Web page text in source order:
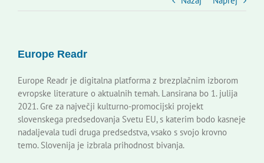
Kontakti
Novi odmev – naše glasilo
Europe Readr
Europe Readr je digitalna platforma z brezplačnim izborom
evropske literature o aktualnih temah. Lansirana bo 1. julija
2021. Gre za največji kulturno-promocijski projekt
slovenskega predsedovanja Svetu EU, s katerim bodo kasneje
nadaljevala tudi druga predsedstva, vsako s svojo krovno
temo. Slovenija je izbrala prihodnost bivanja.